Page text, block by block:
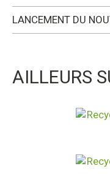
LANCEMENT DU
AILLEURS